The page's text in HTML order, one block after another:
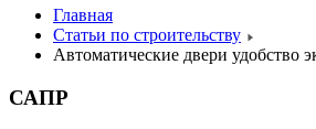
Главная
Статьи по строительству
Автоматические двери удобство
САПР